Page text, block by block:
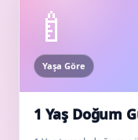
🍼
Yaşa Göre
1 Yaş Doğum